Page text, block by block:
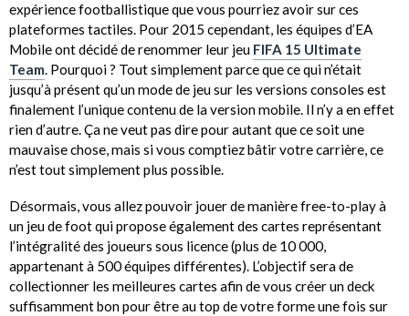
expérience footballistique que vous pourriez avoir sur ces
plateformes tactiles. Pour 2015 cependant, les équipes d’EA
Mobile ont décidé de renommer leur jeu FIFA 15 Ultimate
Team. Pourquoi ? Tout simplement parce que ce qui n’était
jusqu’à présent qu’un mode de jeu sur les versions consoles est
finalement l’unique contenu de la version mobile. Il n’y a en effet
rien d’autre. Ça ne veut pas dire pour autant que ce soit une
mauvaise chose, mais si vous comptiez bâtir votre carrière, ce
n’est tout simplement plus possible.
Désormais, vous allez pouvoir jouer de manière free-to-play à
un jeu de foot qui propose également des cartes représentant
l’intégralité des joueurs sous licence (plus de 10 000,
appartenant à 500 équipes différentes). L’objectif sera de
collectionner les meilleures cartes afin de vous créer un deck
suffisamment bon pour être au top de votre forme une fois sur